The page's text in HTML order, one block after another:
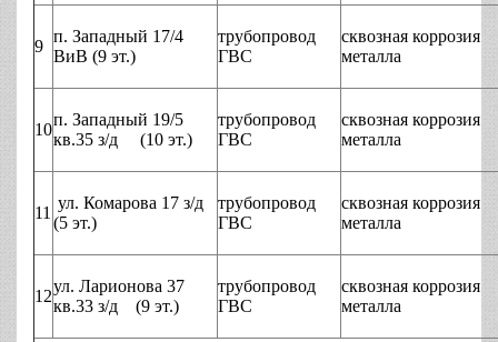
9
п. Западный 17/4
ВиВ (9 эт.)
трубопровод
ГВС
сквозная коррозия
металла
10
п. Западный 19/5
кв.35 з/д (10 эт.)
трубопровод
ГВС
сквозная коррозия
металла
11
ул. Комарова 17 з/д
(5 эт.)
трубопровод
ГВС
сквозная коррозия
металла
12
ул. Ларионова 37
кв.33 з/д (9 эт.)
трубопровод
ГВС
сквозная коррозия
металла